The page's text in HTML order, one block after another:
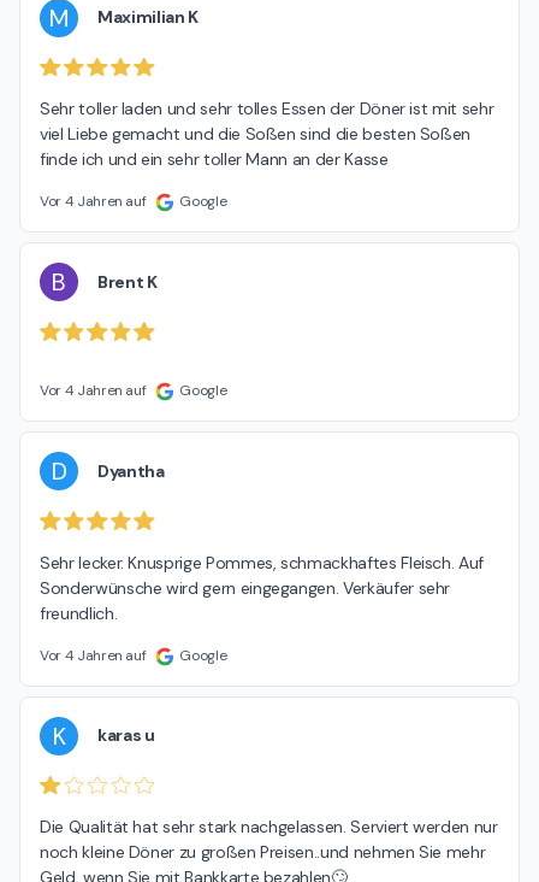
M Maximilian K
Sehr toller laden und sehr tolles Essen der Döner ist mit sehr
viel Liebe gemacht und die Soßen sind die besten Soßen
finde ich und ein sehr toller Mann an der Kasse
Vor 4 Jahren auf Google
B Brent K
Vor 4 Jahren auf Google
D Dyantha
Sehr lecker. Knusprige Pommes, schmackhaftes Fleisch. Auf
Sonderwünsche wird gern eingegangen. Verkäufer sehr
freundlich.
Vor 4 Jahren auf Google
K karas u
Die Qualität hat sehr stark nachgelassen. Serviert werden nur
noch kleine Döner zu großen Preisen..und nehmen Sie mehr
Geld, wenn Sie mit Bankkarte bezahlen🙄